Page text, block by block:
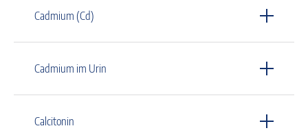
Cadmium (Cd)
Cadmium im Urin
Calcitonin